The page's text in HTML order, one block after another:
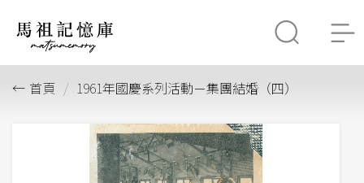
首頁 1961年國慶系列活動－集團結婚（四）